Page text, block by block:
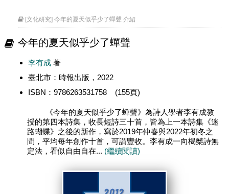
[文化研究] 今年的夏天似乎少了蟬聲 介紹
今年的夏天似乎少了蟬聲
李有成著
臺北市：時報出版，2022
ISBN：9786263531758 (155頁)
《今年的夏天似乎少了蟬聲》為詩人學者李有成教
授的第四本詩集，收長短詩三十首，皆為上一本詩集《迷
路蝴蝶》之後的新作，寫於2019年仲春與2022年初冬之
間，平均每年創作十首，可謂豐收。李有成一向楬櫫詩無
定法，看似自由自在... (繼續閱讀)